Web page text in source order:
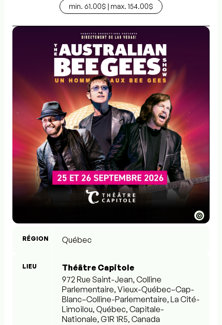
min. 61.00$ | max. 154.00$
©
RÉGION Québec
LIEU
Théâtre Capitole
972 Rue Saint-Jean, Colline
Parlementaire, Vieux-Québec–Cap-
Blanc–Colline-Parlementaire, La Cité-
Limoilou, Québec, Capitale-
Nationale, G1R 1R5, Canada